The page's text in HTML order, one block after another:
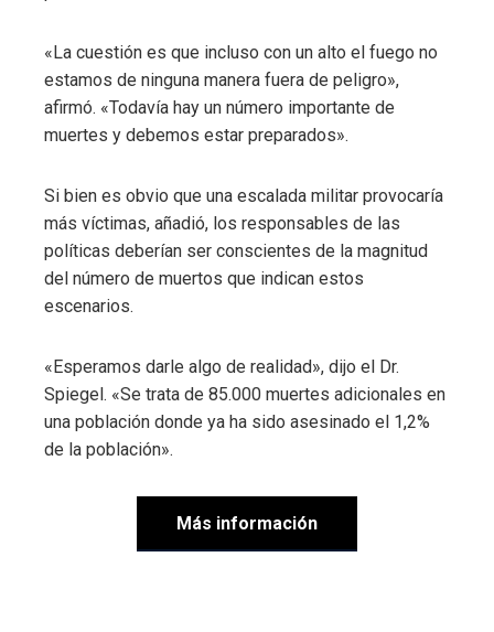
«La cuestión es que incluso con un alto el fuego no
estamos de ninguna manera fuera de peligro»,
afirmó. «Todavía hay un número importante de
muertes y debemos estar preparados».
Si bien es obvio que una escalada militar provocaría
más víctimas, añadió, los responsables de las
políticas deberían ser conscientes de la magnitud
del número de muertos que indican estos
escenarios.
«Esperamos darle algo de realidad», dijo el Dr.
Spiegel. «Se trata de 85.000 muertes adicionales en
una población donde ya ha sido asesinado el 1,2%
de la población».
Más información